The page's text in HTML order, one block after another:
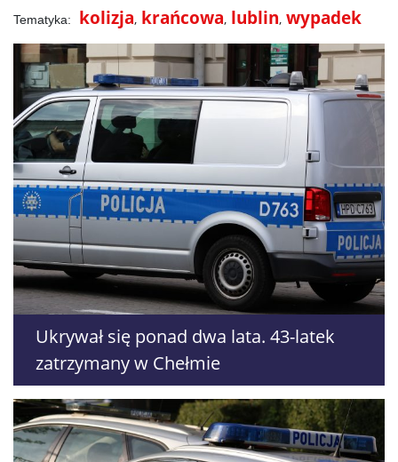
kolizja krańcowa lublin wypadek
Ukrywał się ponad dwa lata. 43-latek
zatrzymany w Chełmie